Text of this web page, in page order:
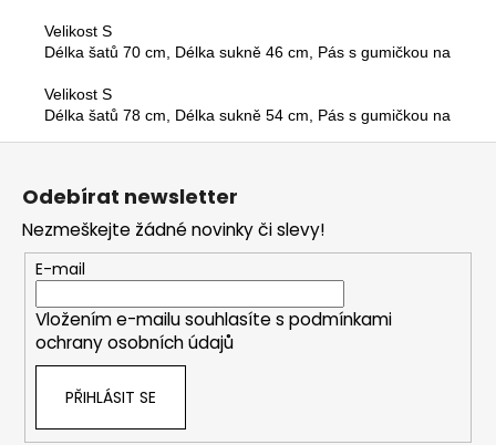
Velikost S
Délka šatů 70 cm, Délka sukně 46 cm, Pás s gumičkou na
Velikost S
Délka šatů 78 cm, Délka sukně 54 cm, Pás s gumičkou na
Odebírat newsletter
Nezmeškejte žádné novinky či slevy!
E-mail
Vložením e-mailu souhlasíte s podmínkami
ochrany osobních údajů
PŘIHLÁSIT SE